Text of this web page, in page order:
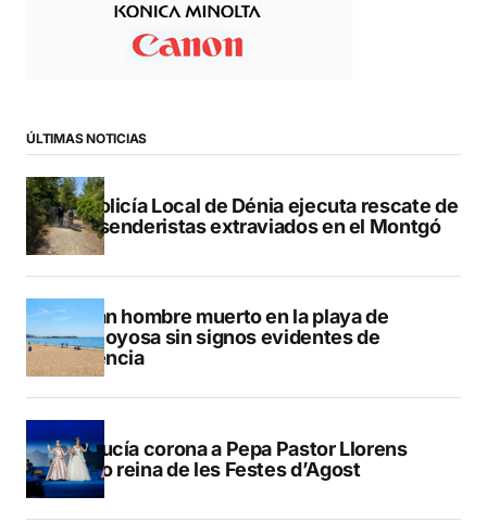
ÚLTIMAS NOTICIAS
La Policía Local de Dénia ejecuta rescate de
dos senderistas extraviados en el Montgó
Hallan hombre muerto en la playa de
Villajoyosa sin signos evidentes de
violencia
La Nucía corona a Pepa Pastor Llorens
como reina de les Festes d’Agost